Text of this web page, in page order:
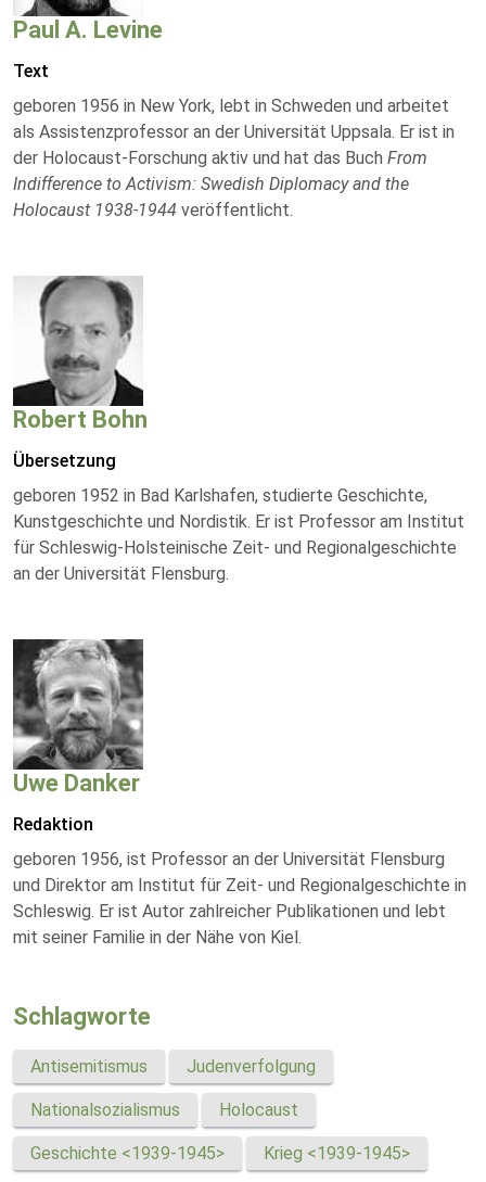
Paul A. Levine
Text
geboren 1956 in New York, lebt in Schweden und arbeitet
als Assistenzprofessor an der Universität Uppsala. Er ist in
der Holocaust-Forschung aktiv und hat das Buch From
Indifference to Activism: Swedish Diplomacy and the
Holocaust 1938-1944 veröffentlicht.
Robert Bohn
Übersetzung
geboren 1952 in Bad Karlshafen, studierte Geschichte,
Kunstgeschichte und Nordistik. Er ist Professor am Institut
für Schleswig-Holsteinische Zeit- und Regionalgeschichte
an der Universität Flensburg.
Uwe Danker
Redaktion
geboren 1956, ist Professor an der Universität Flensburg
und Direktor am Institut für Zeit- und Regionalgeschichte in
Schleswig. Er ist Autor zahlreicher Publikationen und lebt
mit seiner Familie in der Nähe von Kiel.
Schlagworte
Antisemitismus Judenverfolgung
Nationalsozialismus Holocaust
Geschichte <1939-1945> Krieg <1939-1945>